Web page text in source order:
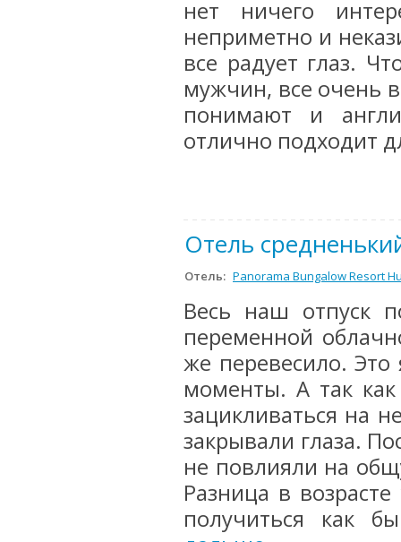
нет ничего
неприметно и
все радует глаз.
мужчин, все очень
понимают и
отлично подходит
Отель
Отель: Panorama Bungalow Resort
Весь наш отпуск
переменной
же перевесило.
моменты. А так
зацикливаться на
закрывали глаза.
не повлияли на
Разница в
получиться как